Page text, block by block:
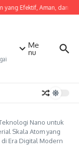
Efektif, Aman, dan
Me
nu
Nano untuk
Skala Atom yang
Era Digital Modern